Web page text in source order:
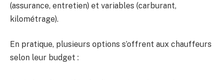
(assurance, entretien) et variables (carburant,
kilométrage).
En pratique, plusieurs options s’offrent aux chauffeurs
selon leur budget :